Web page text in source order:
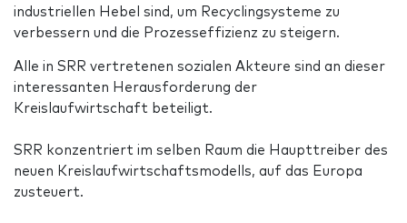
industriellen Hebel sind, um Recyclingsysteme zu
verbessern und die Prozesseffizienz zu steigern.
Alle in SRR vertretenen sozialen Akteure sind an dieser
interessanten Herausforderung der
Kreislaufwirtschaft beteiligt.
SRR konzentriert im selben Raum die Haupttreiber des
neuen Kreislaufwirtschaftsmodells, auf das Europa
zusteuert.